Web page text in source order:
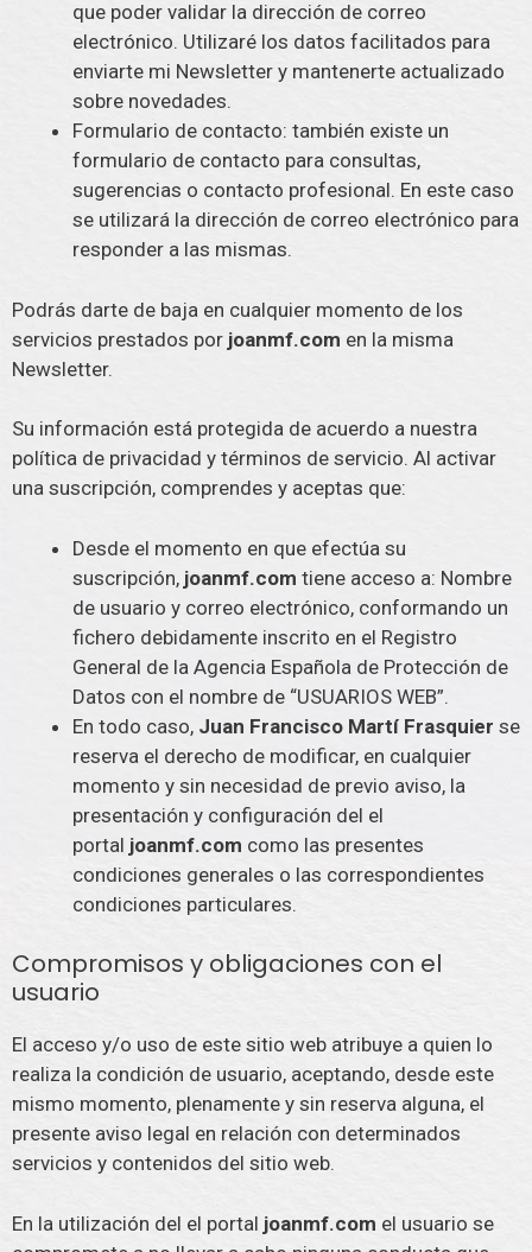
que poder validar la dirección de correo
electrónico. Utilizaré los datos facilitados para
enviarte mi Newsletter y mantenerte actualizado
sobre novedades.
Formulario de contacto: también existe un
formulario de contacto para consultas,
sugerencias o contacto profesional. En este caso
se utilizará la dirección de correo electrónico para
responder a las mismas.
Podrás darte de baja en cualquier momento de los
servicios prestados por joanmf.com en la misma
Newsletter.
Su información está protegida de acuerdo a nuestra
política de privacidad y términos de servicio. Al activar
una suscripción, comprendes y aceptas que:
Desde el momento en que efectúa su
suscripción, joanmf.com tiene acceso a: Nombre
de usuario y correo electrónico, conformando un
fichero debidamente inscrito en el Registro
General de la Agencia Española de Protección de
Datos con el nombre de “USUARIOS WEB”.
En todo caso, Juan Francisco Martí Frasquier se
reserva el derecho de modificar, en cualquier
momento y sin necesidad de previo aviso, la
presentación y configuración del el
portal joanmf.com como las presentes
condiciones generales o las correspondientes
condiciones particulares.
Compromisos y obligaciones con el
usuario
El acceso y/o uso de este sitio web atribuye a quien lo
realiza la condición de usuario, aceptando, desde este
mismo momento, plenamente y sin reserva alguna, el
presente aviso legal en relación con determinados
servicios y contenidos del sitio web.
En la utilización del el portal joanmf.com el usuario se